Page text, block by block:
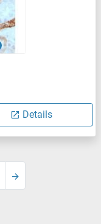
Details